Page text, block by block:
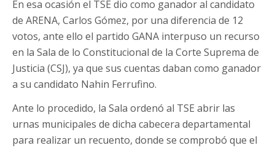
En esa ocasión el TSE dio como ganador al candidato
de ARENA, Carlos Gómez, por una diferencia de 12
votos, ante ello el partido GANA interpuso un recurso
en la Sala de lo Constitucional de la Corte Suprema de
Justicia (CSJ), ya que sus cuentas daban como ganador
a su candidato Nahin Ferrufino.
Ante lo procedido, la Sala ordenó al TSE abrir las
urnas municipales de dicha cabecera departamental
para realizar un recuento, donde se comprobó que el